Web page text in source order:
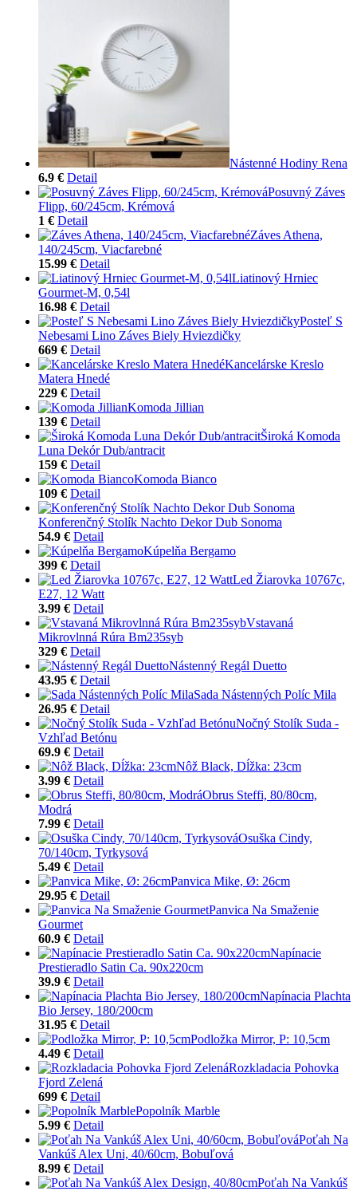
Nástenné Hodiny Rena
6.9 € Detail
Posuvný Záves
Flipp, 60/245cm, Krémová
1 € Detail
Záves Athena,
140/245cm, Viacfarebné
15.99 € Detail
Liatinový Hrniec
Gourmet-M, 0,54l
16.98 € Detail
Posteľ S
Nebesami Lino Záves Biely Hviezdičky
669 € Detail
Kancelárske Kreslo
Matera Hnedé
229 € Detail
Komoda Jillian
139 € Detail
Široká Komoda
Luna Dekór Dub/antracit
159 € Detail
Komoda Bianco
109 € Detail
Konferenčný Stolík Nachto Dekor Dub Sonoma
54.9 € Detail
Kúpelňa Bergamo
399 € Detail
Led Žiarovka 10767c,
E27, 12 Watt
3.99 € Detail
Vstavaná
Mikrovlnná Rúra Bm235syb
329 € Detail
Nástenný Regál Duetto
43.95 € Detail
Sada Nástenných Políc Mila
26.95 € Detail
Nočný Stolík Suda -
Vzhľad Betónu
69.9 € Detail
Nôž Black, Dĺžka: 23cm
3.99 € Detail
Obrus Steffi, 80/80cm,
Modrá
7.99 € Detail
Osuška Cindy,
70/140cm, Tyrkysová
5.49 € Detail
Panvica Mike, Ø: 26cm
29.95 € Detail
Panvica Na Smaženie
Gourmet
60.9 € Detail
Napínacie
Prestieradlo Satin Ca. 90x220cm
39.9 € Detail
Napínacia Plachta
Bio Jersey, 180/200cm
31.95 € Detail
Podložka Mirror, P: 10,5cm
4.49 € Detail
Rozkladacia Pohovka
Fjord Zelená
699 € Detail
Popolník Marble
5.99 € Detail
Poťah Na
Vankúš Alex Uni, 40/60cm, Bobuľová
8.99 € Detail
Poťah Na Vankúš